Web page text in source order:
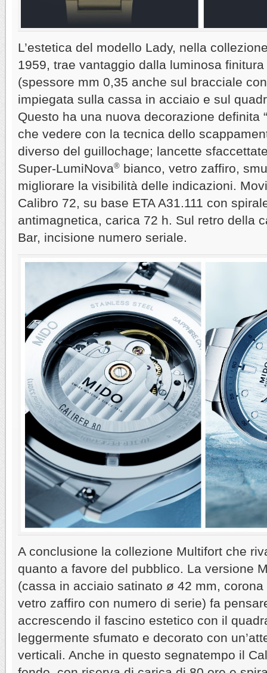
L’estetica del modello Lady, nella
1959, trae vantaggio dalla luminosa
(spessore mm 0,35 anche sul bracciale
impiegata sulla cassa in acciaio e sul
Questo ha una nuova decorazione definita
che vedere con la tecnica dello
diverso del guillochage; lancette
Super-LumiNova® bianco, vetro zaffiro,
migliorare la visibilità delle indicazioni.
Calibro 72, su base ETA A31.111 con
antimagnetica, carica 72 h. Sul retro della
Bar, incisione numero seriale.
A conclusione la collezione Multifort che
quanto a favore del pubblico. La versione
(cassa in acciaio satinato ø 42 mm,
vetro zaffiro con numero di serie) fa
accrescendo il fascino estetico con il
leggermente sfumato e decorato con
verticali. Anche in questo segnatempo il